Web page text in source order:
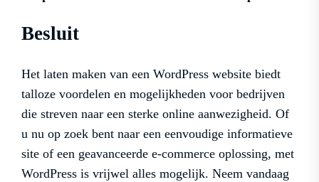
Besluit
Het laten maken van een WordPress website biedt
talloze voordelen en mogelijkheden voor bedrijven
die streven naar een sterke online aanwezigheid. Of
u nu op zoek bent naar een eenvoudige informatieve
site of een geavanceerde e-commerce oplossing, met
WordPress is vrijwel alles mogelijk. Neem vandaag